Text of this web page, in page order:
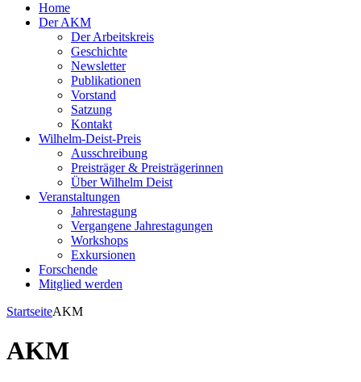
Home
Der AKM
Der Arbeitskreis
Geschichte
Newsletter
Publikationen
Vorstand
Satzung
Kontakt
Wilhelm-Deist-Preis
Ausschreibung
Preisträger & Preisträgerinnen
Über Wilhelm Deist
Veranstaltungen
Jahrestagung
Vergangene Jahrestagungen
Workshops
Exkursionen
Forschende
Mitglied werden
StartseiteAKM
AKM